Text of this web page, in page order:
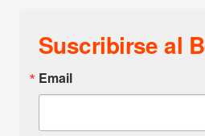
Suscribirse al
Email